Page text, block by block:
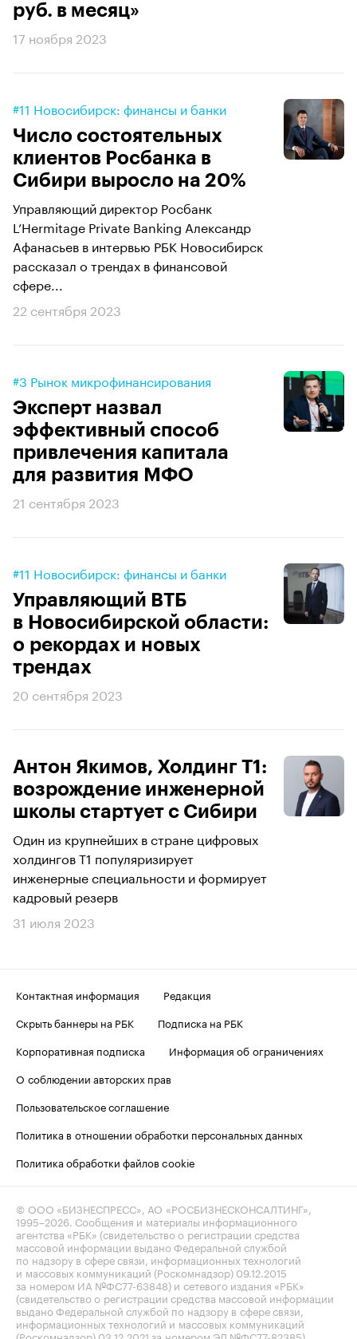
руб. в месяц»
17 ноября 2023
#11 Новосибирск: финансы и банки
Число состоятельных
клиентов Росбанка в
Сибири выросло на 20%
Управляющий директор Росбанк
L’Hermitage Private Banking Александр
Афанасьев в интервью РБК Новосибирск
рассказал о трендах в финансовой
сфере...
22 сентября 2023
#3 Рынок микрофинансирования
Эксперт назвал
эффективный способ
привлечения капитала
для развития МФО
21 сентября 2023
#11 Новосибирск: финансы и банки
Управляющий ВТБ
в Новосибирской области:
о рекордах и новых
трендах
20 сентября 2023
Антон Якимов, Холдинг Т1:
возрождение инженерной
школы стартует с Сибири
Один из крупнейших в стране цифровых
холдингов Т1 популяризирует
инженерные специальности и формирует
кадровый резерв
31 июля 2023
Контактная информация
Редакция
Скрыть баннеры на РБК
Подписка на РБК
Корпоративная подписка
Информация об ограничениях
О соблюдении авторских прав
Пользовательское соглашение
Политика в отношении обработки персональных данных
Политика обработки файлов cookie
© ООО «БИЗНЕСПРЕСС», АО «РОСБИЗНЕСКОНСАЛТИНГ»,
1995–2026. Сообщения и материалы информационного
агентства «РБК» (свидетельство о регистрации средства
массовой информации выдано Федеральной службой
по надзору в сфере связи, информационных технологий
и массовых коммуникаций (Роскомнадзор) 09.12.2015
за номером ИА №ФС77-63848) и сетевого издания «РБК»
(свидетельство о регистрации средства массовой информации
выдано Федеральной службой по надзору в сфере связи,
информационных технологий и массовых коммуникаций
(Роскомнадзор) 03.12.2021 за номером ЭЛ №ФС77-82385)